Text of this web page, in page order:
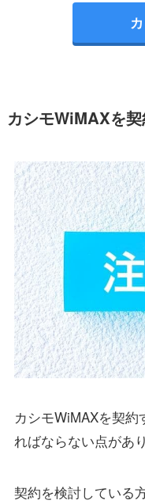
カシモWiMAXを
カシモWiMAXを契
ればならない点があ
契約を検討している